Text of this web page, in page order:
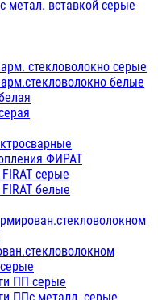
метал. вставкой серые
стекловолокно серые
белые
ФИРАТ
серые
белые
ПП серые